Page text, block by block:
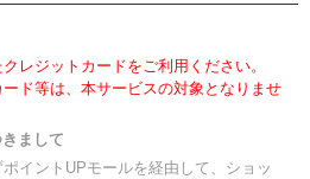
レジットカードをご利用ください。
ド等は、本サービスの対象となりませ
まして
イントUPモールを経由して、ショッ